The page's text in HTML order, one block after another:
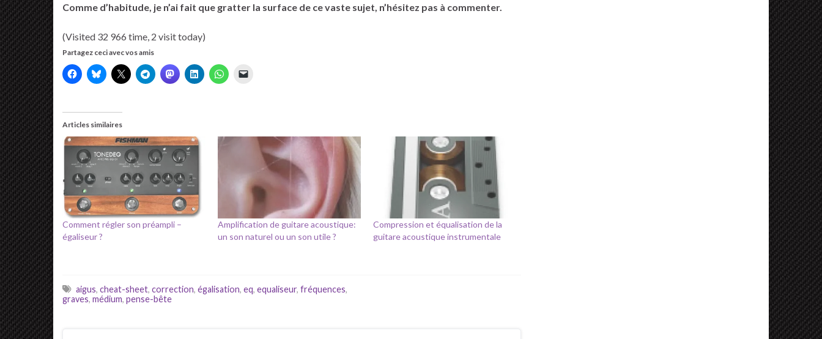
Comme d’habitude, je n’ai fait que gratter la surface de ce vaste sujet, n’hésitez pas à commenter.
(Visited 32 966 time, 2 visit today)
Partagez ceci avec vos amis
Articles similaires
Comment régler son préampli –
égaliseur ?
Amplification de guitare acoustique:
un son naturel ou un son utile ?
Compression et équalisation de la
guitare acoustique instrumentale
aigus, cheat-sheet, correction, égalisation, eq, equaliseur, fréquences,
graves, médium, pense-bête